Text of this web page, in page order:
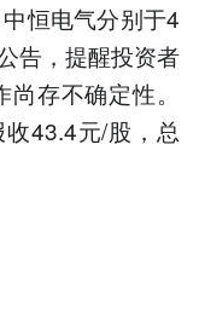
恒电气分别于4
告，提醒投资者
存不确定性。
43.4元/股，总